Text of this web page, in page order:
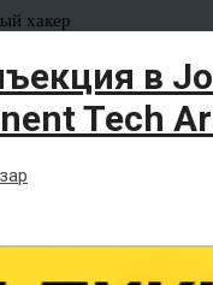
хакер
в
Tech